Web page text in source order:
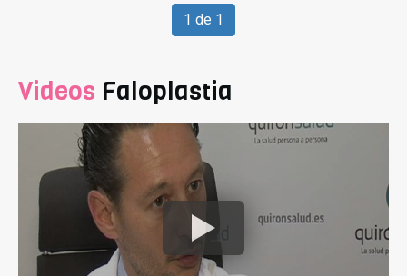
1 de 1
Videos Faloplastia